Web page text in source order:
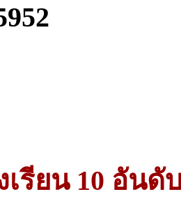
รียน 10 อันดั